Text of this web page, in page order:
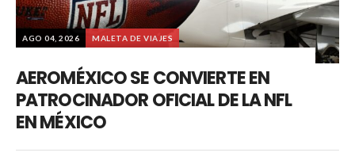
AGO 04, 2026 MALETA DE VIAJES
AEROMÉXICO SE CONVIERTE EN
PATROCINADOR OFICIAL DE LA NFL
EN MÉXICO